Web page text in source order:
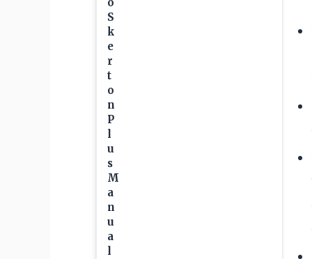
o
S
k
e
r
t
o
n
P
l
u
s
M
a
n
u
a
l